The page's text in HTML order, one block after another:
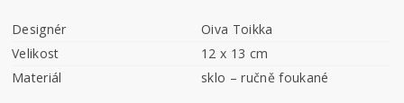
Designér
Oiva Toikka
Velikost
12 x 13 cm
Materiál
sklo – ručně foukané